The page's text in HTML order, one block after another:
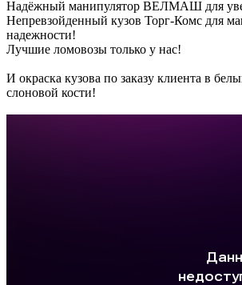
Надёжный манипулятор ВЕЛМАШ для
Непревзойденный кузов Торг-Комс для
надежности!
Лучшие ломовозы только у нас!
И окраска кузова по заказу клиента в
слоновой кости!